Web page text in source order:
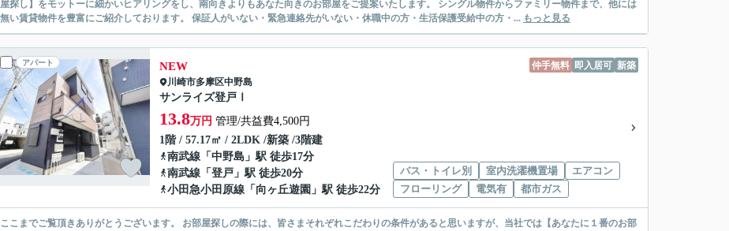
屋探し】をモットーに細かいヒアリングをし、南向きよりもあなた向きのお部屋をご提案いたします。 シングル物件からファミリー物件まで、他には
無い賃貸物件を豊富にご紹介しております。 保証人がいない・緊急連絡先がいない・休職中の方・生活保護受給中の方・... もっと見る
アパート 仲手無料 即入居可 新築
NEW
川崎市多摩区中野島
サンライズ登戸Ⅰ
13.8万円 管理/共益費4,500円
1階 / 57.17㎡ / 2LDK /新築 /3階建
南武線 「 中野島 」駅 徒歩17分
南武線 「 登戸 」駅 徒歩20分
小田急小田原線 「 向ヶ丘遊園 」駅 徒歩22分
バス・トイレ別 室内洗濯機置場
エアコン
フローリング
電気有 都市ガス
ここまでご覧頂きありがとうございます。 お部屋探しの際には、皆さまそれぞれこだわりの条件があると思いますが、当社では【あなたに１番のお部